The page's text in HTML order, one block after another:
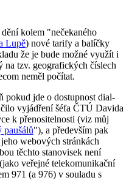
kolem "nečekaného
Lupě) nové tarify a balíčky
že je bude možné využít i
tzv. geografických číslech
neměl počítat.
pokud jde o dostupnost dial-
vyjádření šéfa ČTÚ Davida
k přenositelnosti (viz můj
paušálů"), a především pak
jeho webových stránkách
těchto stanovisek není
veřejné telekomunikační
971 (a 976) v souladu s